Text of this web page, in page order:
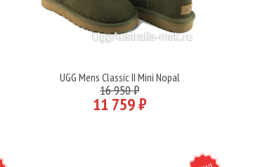
Подробнее
UGG Mens Classic II Mini Nopal
16 950 ₽
11 759 ₽
NEW